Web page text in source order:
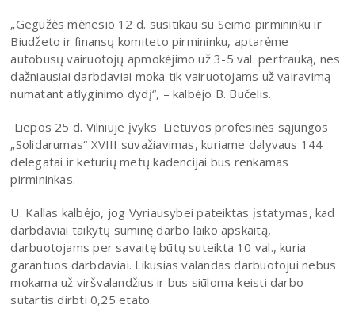
„Gegužės mėnesio 12 d. susitikau su Seimo pirmininku ir
Biudžeto ir finansų komiteto pirmininku, aptarėme
autobusų vairuotojų apmokėjimo už 3-5 val. pertrauką, nes
dažniausiai darbdaviai moka tik vairuotojams už vairavimą
numatant atlyginimo dydį“, – kalbėjo B. Bučelis.
Liepos 25 d. Vilniuje įvyks Lietuvos profesinės sąjungos
„Solidarumas“ XVIII suvažiavimas, kuriame dalyvaus 144
delegatai ir keturių metų kadencijai bus renkamas
pirmininkas.
U. Kallas kalbėjo, jog Vyriausybei pateiktas įstatymas, kad
darbdaviai taikytų suminę darbo laiko apskaitą,
darbuotojams per savaitę būtų suteikta 10 val., kuria
garantuos darbdaviai. Likusias valandas darbuotojui nebus
mokama už viršvalandžius ir bus siūloma keisti darbo
sutartis dirbti 0,25 etato.